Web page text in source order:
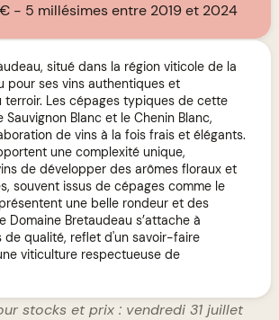
5 millésimes entre 2019 et 2024
situé dans la région viticole de la
pour ses vins authentiques et
terroir. Les cépages typiques de cette
Sauvignon Blanc et le Chenin Blanc,
de vins à la fois frais et élégants.
une complexité unique,
de développer des arômes floraux et
souvent issus de cépages comme le
une belle rondeur et des
Domaine Bretaudeau s’attache à
de qualité, reflet d'un savoir-faire
viticulture respectueuse de
stocks et prix : vendredi 31 juillet